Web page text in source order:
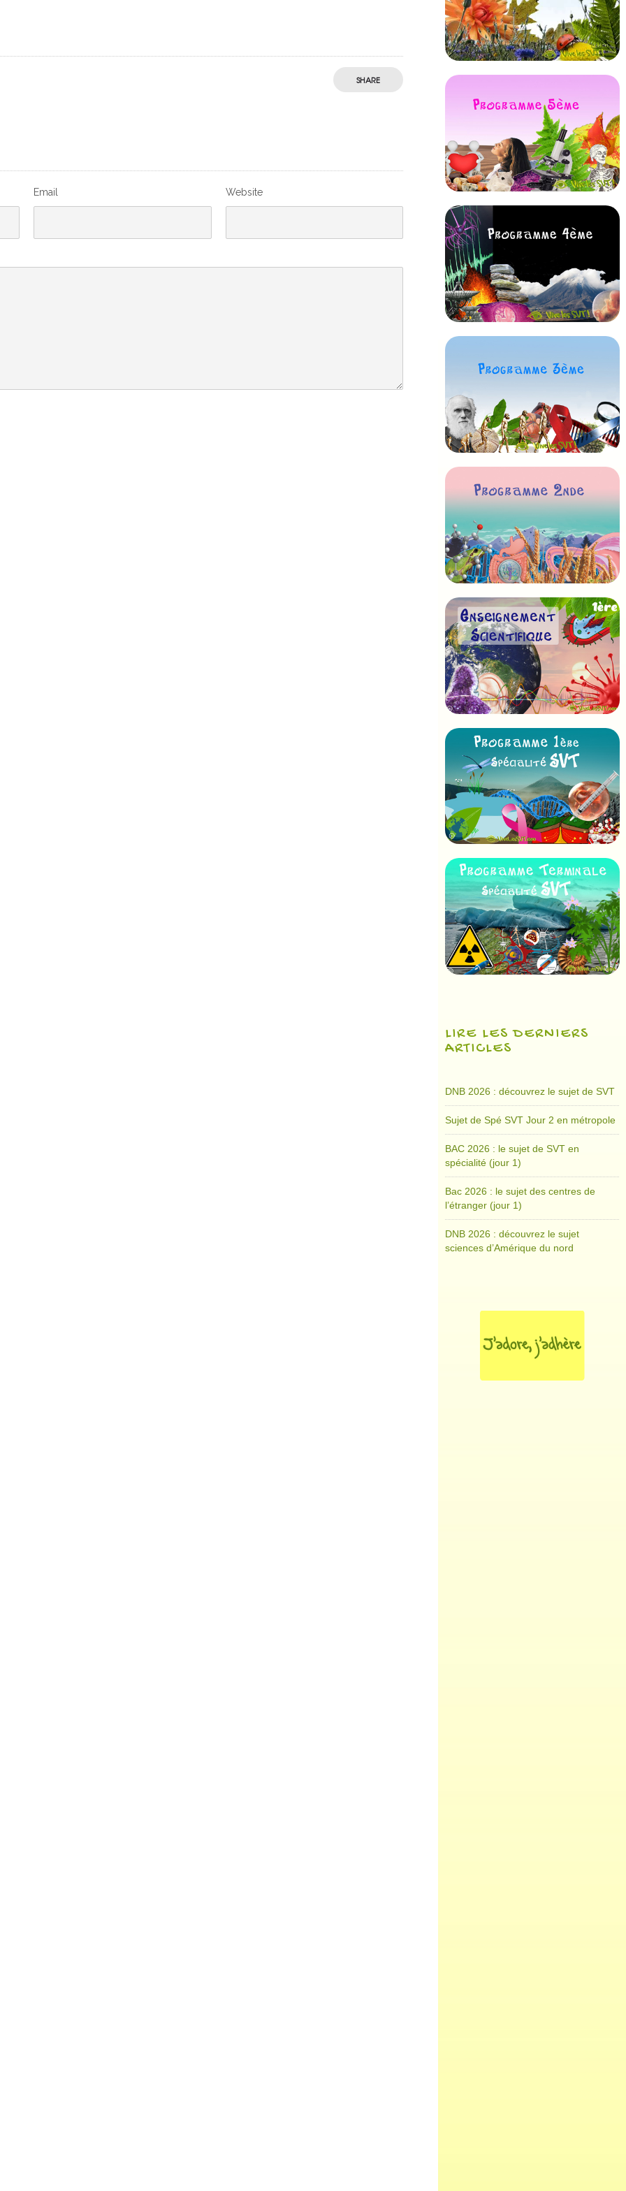
SHARE
Email Website
LIRE LES DERNIERS
ARTICLES
DNB 2026 : découvrez le sujet de SVT
Sujet de Spé SVT Jour 2 en métropole
BAC 2026 : le sujet de SVT en
spécialité (jour 1)
Bac 2026 : le sujet des centres de
l’étranger (jour 1)
DNB 2026 : découvrez le sujet
sciences d’Amérique du nord